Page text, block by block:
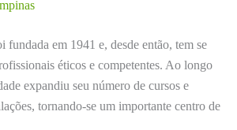
fundada em 1941 e, desde então, tem se
éticos e competentes. Ao longo
expandiu seu número de cursos e
tornando-se um importante centro de